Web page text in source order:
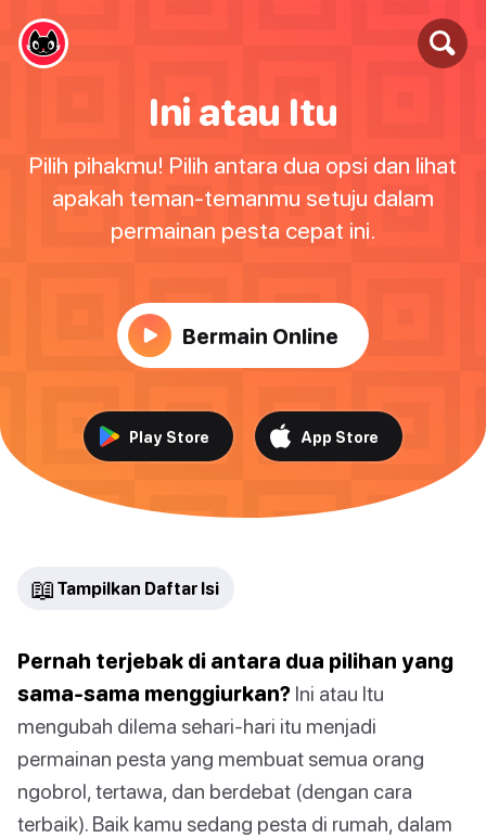
Ini atau Itu
Pilih pihakmu! Pilih antara dua opsi dan lihat
apakah teman-temanmu setuju dalam
permainan pesta cepat ini.
Bermain Online
Play Store App Store
📖 Tampilkan Daftar Isi
Pernah terjebak di antara dua pilihan yang
sama-sama menggiurkan? Ini atau Itu
mengubah dilema sehari-hari itu menjadi
permainan pesta yang membuat semua orang
ngobrol, tertawa, dan berdebat (dengan cara
terbaik). Baik kamu sedang pesta di rumah, dalam